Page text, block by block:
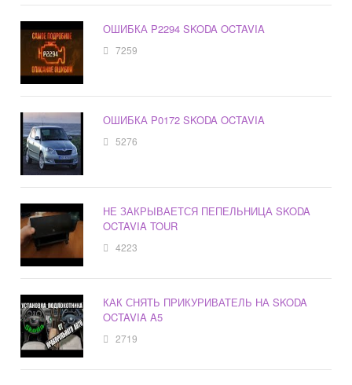
ОШИБКА P2294 SKODA OCTAVIA
7259
ОШИБКА P0172 SKODA OCTAVIA
5276
НЕ ЗАКРЫВАЕТСЯ ПЕПЕЛЬНИЦА SKODA
OCTAVIA TOUR
4223
КАК СНЯТЬ ПРИКУРИВАТЕЛЬ НА SKODA
OCTAVIA A5
2719